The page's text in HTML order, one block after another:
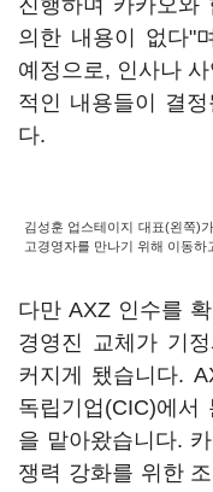
진행하며 카카오와
의한 내용이 없다"
예정으로, 인사나
적인 내용들이 결
다.
김성훈 업스테이지 대표(왼쪽)
고경영자를 만나기 위해 이동하
다만 AXZ 인수를
경영진 교체가 기
커지게 됐습니다.
독립기업(CIC)에서
을 맡아왔습니다.
쟁력 강화를 위한